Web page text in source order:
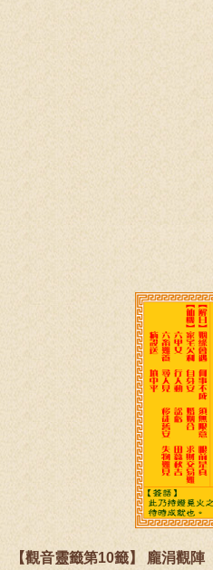
【觀音靈籤第10籤】 龐涓觀陣